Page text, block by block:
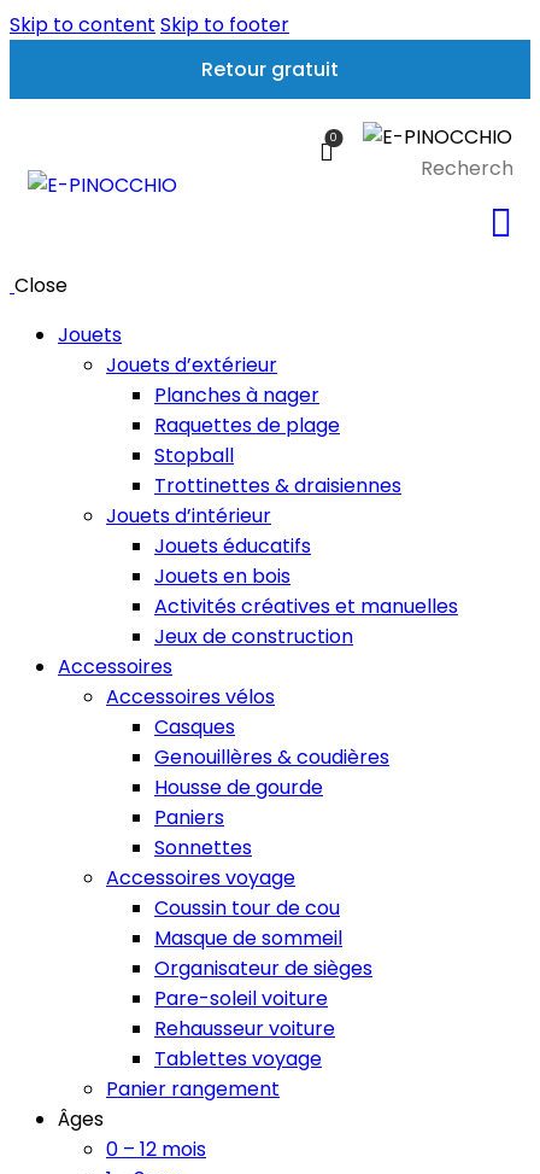
Skip to content Skip to footer
Retour gratuit
0
Close
Jouets
Jouets d’extérieur
Planches à nager
Raquettes de plage
Stopball
Trottinettes & draisiennes
Jouets d’intérieur
Jouets éducatifs
Jouets en bois
Activités créatives et manuelles
Jeux de construction
Accessoires
Accessoires vélos
Casques
Genouillères & coudières
Housse de gourde
Paniers
Sonnettes
Accessoires voyage
Coussin tour de cou
Masque de sommeil
Organisateur de sièges
Pare-soleil voiture
Rehausseur voiture
Tablettes voyage
Panier rangement
Âges
0 – 12 mois